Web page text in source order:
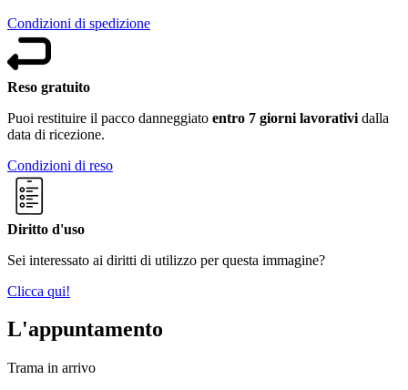
Condizioni di spedizione
Reso gratuito
Puoi restituire il pacco danneggiato entro 7 giorni lavorativi dalla
data di ricezione.
Condizioni di reso
Diritto d'uso
Sei interessato ai diritti di utilizzo per questa immagine?
Clicca qui!
L'appuntamento
Trama in arrivo